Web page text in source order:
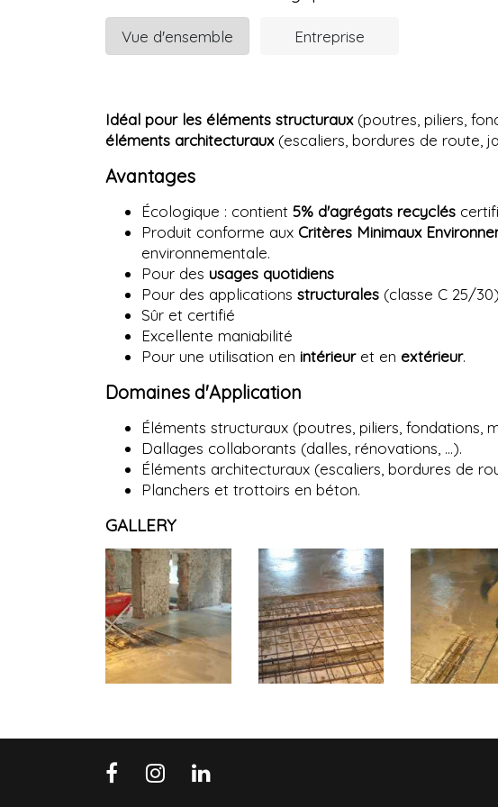
Vue d'ensemble Entreprise
Idéal pour les éléments structuraux(poutres, piliers,
éléments architecturaux(escaliers, bordures de route,
Avantages
Écologique : contient 5% d'agrégats recyclés
Produit conforme aux Critères Minimaux
environnementale.
Pour des usages quotidiens
Pour des applications structurales (classe C 25/30)
Sûr et certifié
Excellente maniabilité
Pour une utilisation en intérieuret en extérieur.
Domaines d'Application
Éléments structuraux (poutres, piliers, fondations,
Dallages collaborants (dalles, rénovations, …).
Éléments architecturaux (escaliers, bordures de
Planchers et trottoirs en béton.
GALLERY